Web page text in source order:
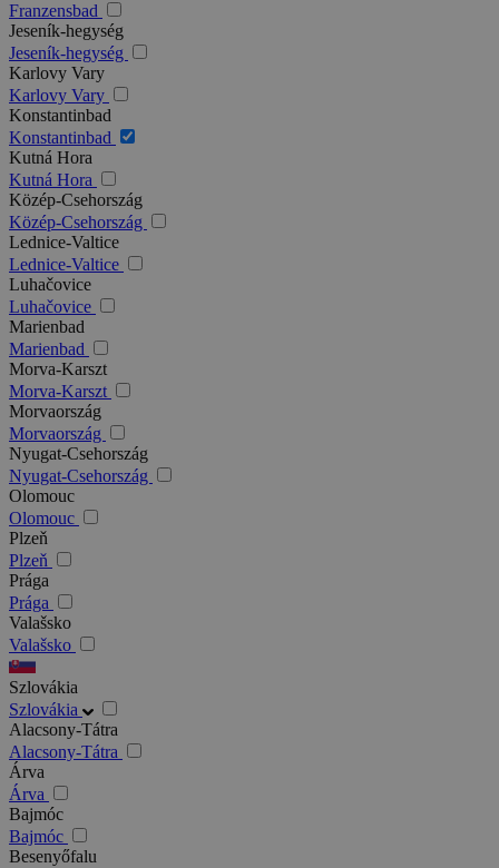
Franzensbad
Jeseník-hegység
Jeseník-hegység
Karlovy Vary
Karlovy Vary
Konstantinbad
Konstantinbad
Kutná Hora
Kutná Hora
Közép-Csehország
Közép-Csehország
Lednice-Valtice
Lednice-Valtice
Luhačovice
Luhačovice
Marienbad
Marienbad
Morva-Karszt
Morva-Karszt
Morvaország
Morvaország
Nyugat-Csehország
Nyugat-Csehország
Olomouc
Olomouc
Plzeň
Plzeň
Prága
Prága
Valašsko
Valašsko
Szlovákia
Szlovákia
Alacsony-Tátra
Alacsony-Tátra
Árva
Árva
Bajmóc
Bajmóc
Besenyőfalu